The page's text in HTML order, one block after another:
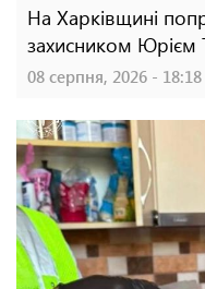
На Харківщині
захисником Юрієм
08 серпня, 2026 - 18:18